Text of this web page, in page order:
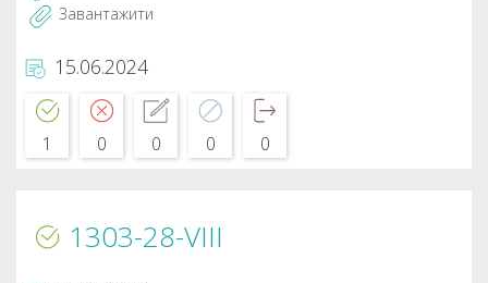
Завантажити
15.06.2024
1 0 0 0 0
1303-28-VIII